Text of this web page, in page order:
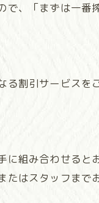
、「まずは一番
割引サービスを
に組み合わせると
はスタッフまで